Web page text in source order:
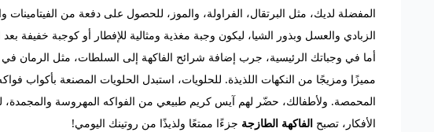
المفضلة لديك، مثل البرتقال، الفراولة، والموز، للحصول على دفعة من
الزبادي والعسل وبذور الشيا، ليكون وجبة مغذية ومثالية للإفطار أو كوجبة خفيفة بعد
أما في وجباتك الرئيسية، جرب إضافة شرائح الفاكهة إلى السلطات، مثل الرمان
مميزًا ومزيجًا من النكهات اللذيذة. للحلويات، استبدل الحلويات المصنعة بأكواب
المحمصة. ولأطفالك، حضّر لهم آيس كريم طبيعي من الفواكه المهروسة والمجمدة،
الأفكار، تصبح الفاكهة الطازجة جزءًا ممتعًا ولذيذًا من روتينك اليومي!